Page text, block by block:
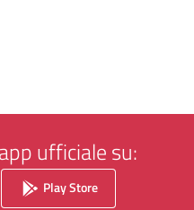
ufficiale su:
Play Store